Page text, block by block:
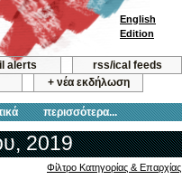
alerts
rss/ical feeds
+ νέα εκδήλωση
περισσότερα...
English
Edition
2019
Φίλτρο Κατηγορίας & Επαρχίας